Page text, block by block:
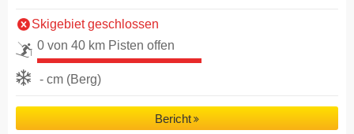
Skigebiet geschlossen
0 von 40 km Pisten offen
- cm (Berg)
Bericht